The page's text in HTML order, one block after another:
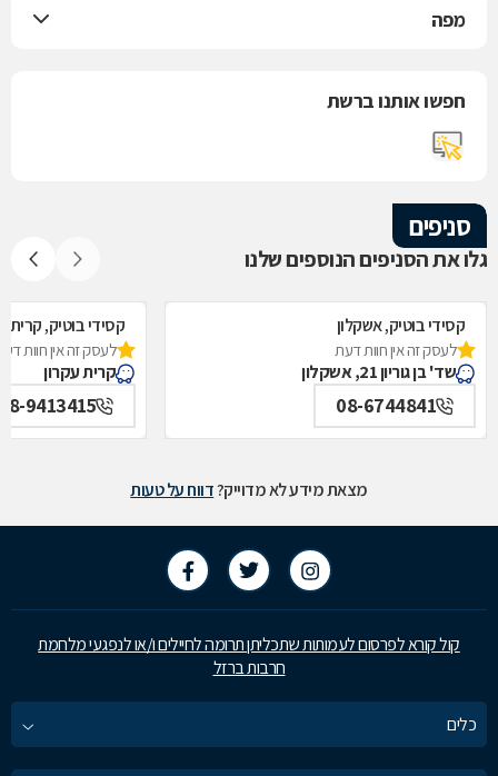
מפה
חפשו אותנו ברשת
סניפים
גלו את הסניפים הנוספים שלנו
קסידי בוטיק, אשקלון
לעסק זה אין חוות דעת
שד' בן גוריון 21, אשקלון
08-6744841
קסידי בוטיק, קרית
לעסק זה אין חוות
קרית עקרון
9413415
מצאת מידע לא מדוייק?דווח על טעות
קול קורא לפרסום לעמותות שתכליתן תרומה לחיילים ו/או לנפגעי מלחמת
חרבות ברזל
כלים